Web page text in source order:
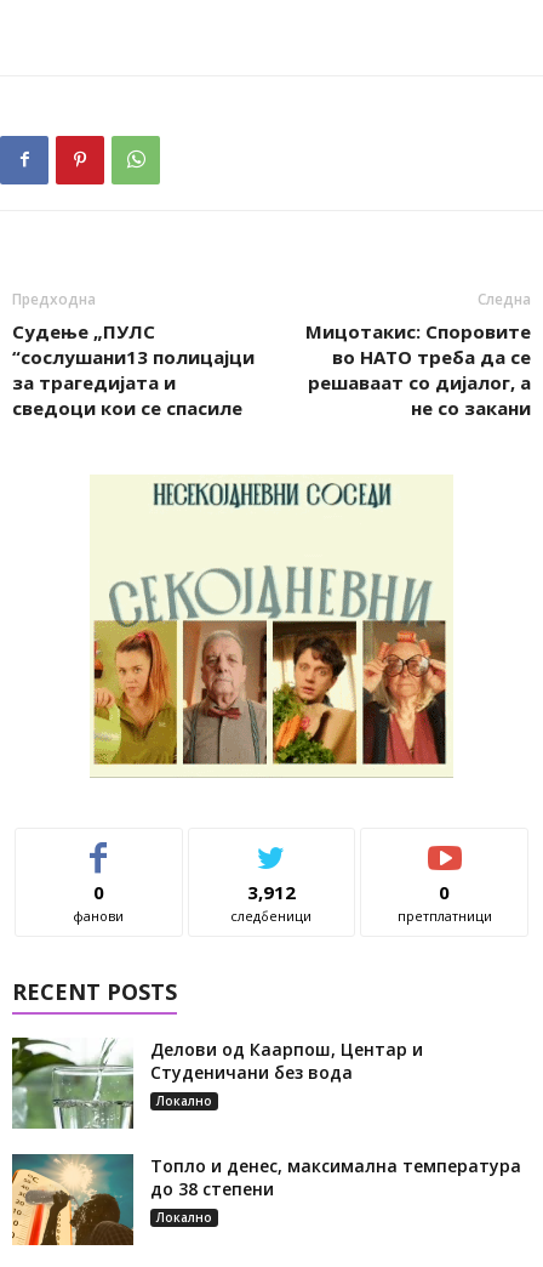
Предходна
Судење „ПУЛС
“сослушани13 полицајци
за трагедијата и
сведоци кои се спасиле
Следна
Мицотакис: Споровите
во НАТО треба да се
решаваат со дијалог, а
не со закани
0
фанови
3,912
следбеници
0
претплатници
RECENT POSTS
Делови од Каарпош, Центар и
Студеничани без вода
Локално
Топло и денес, максимална температура
до 38 степени
Локално